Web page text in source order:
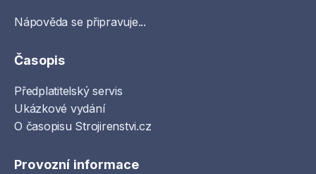
Nápověda se připravuje...
Časopis
Předplatitelský servis
Ukázkové vydání
O časopisu Strojirenstvi.cz
Provozní informace